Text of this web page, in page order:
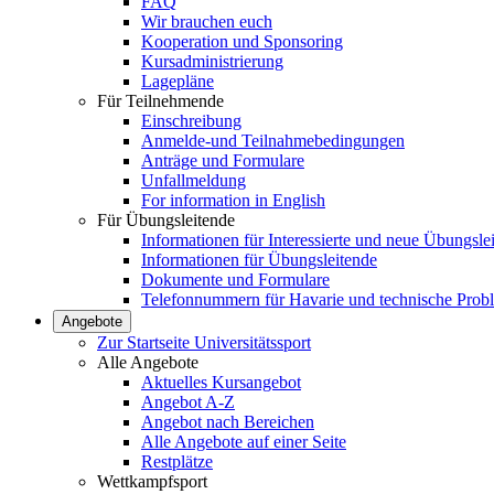
Wir brauchen euch
Kooperation und Sponsoring
Kursadministrierung
Lagepläne
Für Teilnehmende
Einschreibung
Anmelde-und Teilnahmebedingungen
Anträge und Formulare
Unfallmeldung
For information in English
Für Übungsleitende
Informationen für Interessierte und neue
Informationen für Übungsleitende
Dokumente und Formulare
Telefonnummern für Havarie und technische
Angebote
Zur Startseite Universitätssport
Alle Angebote
Aktuelles Kursangebot
Angebot A-Z
Angebot nach Bereichen
Alle Angebote auf einer Seite
Restplätze
Wettkampfsport